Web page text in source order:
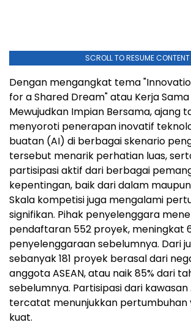
SCROLL TO RESUME CONTENT
Dengan mengangkat tema
for a Shared Dream" atau Kerja
Mewujudkan Impian Bersama, ajang
menyoroti penerapan inovatif
buatan (AI) di berbagai skenario
tersebut menarik perhatian luas,
partisipasi aktif dari berbagai
kepentingan, baik dari dalam maupun
Skala kompetisi juga mengalami
signifikan. Pihak penyelenggara
pendaftaran 552 proyek, meningkat
penyelenggaraan sebelumnya. Dari
sebanyak 181 proyek berasal dari
anggota ASEAN, atau naik 85% dari
sebelumnya. Partisipasi dari kawasan
tercatat menunjukkan pertumbuhan
kuat.